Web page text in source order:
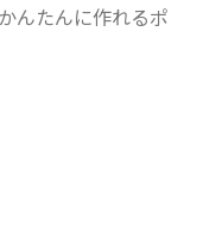
んたんに作れるポ